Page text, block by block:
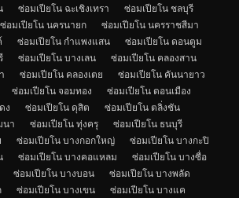
ซ่อมเปียโน ฉะเชิงเทรา
ซ่อมเปียโน ชลบุรี
ซ่อมเปียโน นครนายก
ซ่อมเปียโน นครราชสีมา
ซ่อมเปียโน กำแพงแสน
ซ่อมเปียโน ดอนตูม
ซ่อมเปียโน บางเลน
ซ่อมเปียโน คลองสาน
ซ่อมเปียโน คลองเตย
ซ่อมเปียโน คันนายาว
ซ่อมเปียโน จอมทอง
ซ่อมเปียโน ดอนเมือง
ง
ซ่อมเปียโน ดุสิต
ซ่อมเปียโน ตลิ่งชัน
นา
ซ่อมเปียโน ทุ่งครุ
ซ่อมเปียโน ธนบุรี
ซ่อมเปียโน บางกอกใหญ่
ซ่อมเปียโน บางกะปิ
ซ่อมเปียโน บางคอแหลม
ซ่อมเปียโน บางซื่อ
ซ่อมเปียโน บางบอน
ซ่อมเปียโน บางพลัด
ซ่อมเปียโน บางเขน
ซ่อมเปียโน บางแค